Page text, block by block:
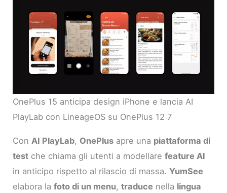
OnePlus 15 anticipa design iPhone e lancia AI
PlayLab con LineageOS su OnePlus 12 7
Con AI PlayLab, OnePlus apre una piattaforma di
test che chiama gli utenti a modellarefeature AI
in anticipo rispetto al rilascio di massa.YumSee
elabora lafoto di un menu,traduce nella lingua